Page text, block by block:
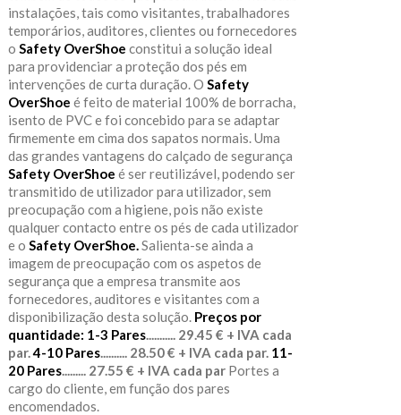
instalações, tais como visitantes, trabalhadores
temporários, auditores, clientes ou fornecedores
o Safety OverShoe constitui a solução ideal
para providenciar a proteção dos pés em
intervenções de curta duração. O Safety
OverShoe é feito de material 100% de borracha,
isento de PVC e foi concebido para se adaptar
firmemente em cima dos sapatos normais. Uma
das grandes vantagens do calçado de segurança
Safety OverShoe é ser reutilizável, podendo ser
transmitido de utilizador para utilizador, sem
preocupação com a higiene, pois não existe
qualquer contacto entre os pés de cada utilizador
e o Safety OverShoe. Salienta-se ainda a
imagem de preocupação com os aspetos de
segurança que a empresa transmite aos
fornecedores, auditores e visitantes com a
disponibilização desta solução. Preços por
quantidade: 1-3 Pares........... 29.45 € + IVA cada
par. 4-10 Pares.......... 28.50 € + IVA cada par. 11-
20 Pares......... 27.55 € + IVA cada parPortes a
cargo do cliente, em função dos pares
encomendados.